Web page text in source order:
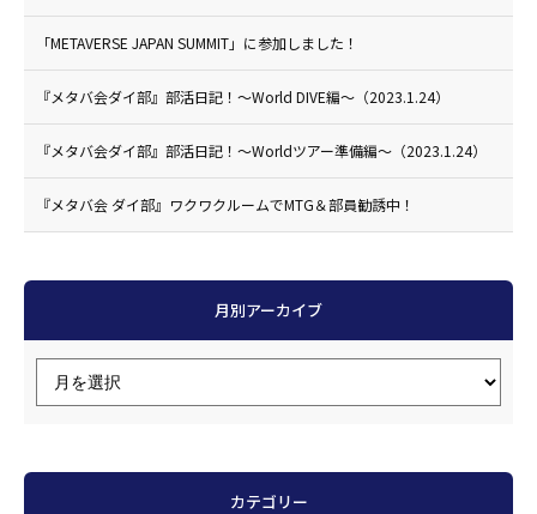
「METAVERSE JAPAN SUMMIT」に参加しました！
『メタバ会ダイ部』部活日記！〜World DIVE編〜（2023.1.24）
『メタバ会ダイ部』部活日記！〜Worldツアー準備編〜（2023.1.24）
『メタバ会 ダイ部』ワクワクルームでMTG＆部員勧誘中！
月別アーカイブ
カテゴリー